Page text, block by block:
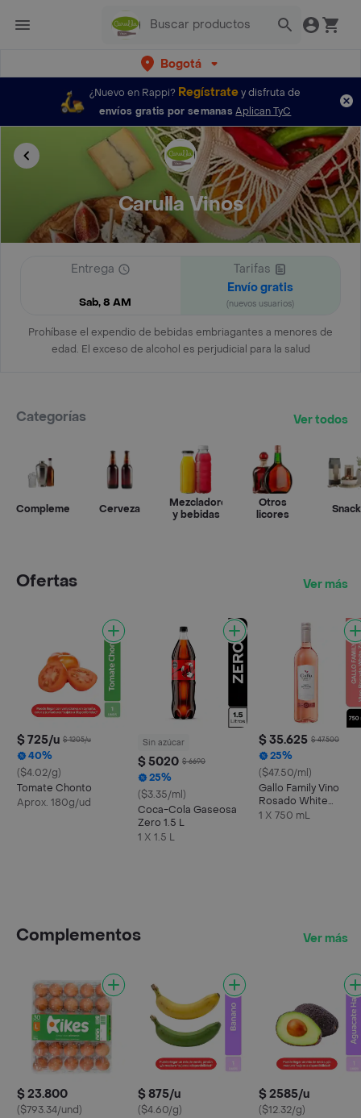
Bogotá
¿Nuevo en Rappi? Regístratey disfruta de
envíos gratis por semanas Aplican TyC
Carulla Vinos
Entrega
Sab, 8 AM
Tarifas
Envío gratis
(nuevos usuarios)
Prohíbase el expendio de bebidas embriagantes a menores de
edad. El exceso de alcohol es perjudicial para la salud
Categorías Ver todos
Complementos Cerveza
Mezcladores
y bebidas
Otros
licores
Ofertas Ver más
$ 725/u $ 1205/u
40%
($4.02/g)
Tomate Chonto
Aprox. 180g/ud
Sin azúcar
$ 5020 $ 6690
25%
($3.35/ml)
Coca-Cola Gaseosa
Zero 1.5 L
1 X 1.5 L
$ 35.625 $ 47.500
25%
($47.50/ml)
Gallo Family Vino
Rosado White
Zinfandel
1 X 750 mL
Complementos Ver más
$ 23.800
($793.34/und)
$ 875/u
($4.60/g)
$ 2585/u
($12.32/g)